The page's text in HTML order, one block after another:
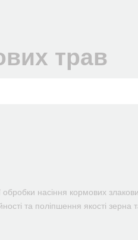
трав
насіння кормових
та поліпшення якості зерна